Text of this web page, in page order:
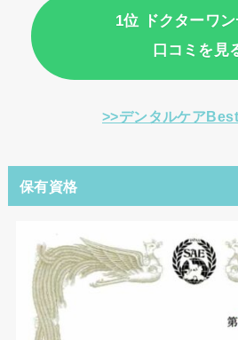
1位 ドクターワ
口コミを見
>>デンタルケア
保有資格